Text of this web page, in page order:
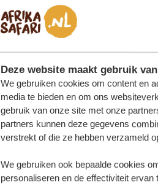
Deze website maakt gebruik
We gebruiken cookies om content en
media te bieden en om ons
gebruik van onze site met onze
partners kunnen deze gegevens
verstrekt of die ze hebben verzameld
We gebruiken ook bepaalde cookies
personaliseren en de effectiviteit